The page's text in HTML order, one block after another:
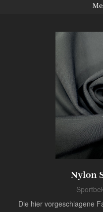
Innovator der Industrie
Nylon
Die hier vorgeschlagene